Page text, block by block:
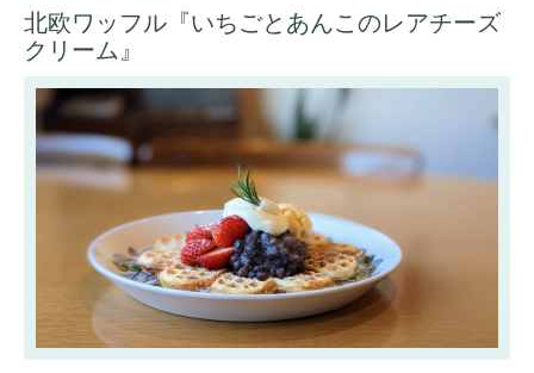
北欧ワッフル『いちごとあんこのレアチーズ
クリーム』